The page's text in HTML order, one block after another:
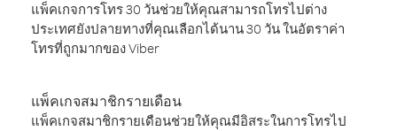
แพ็คเกจการโทร 30 วันช่วยให้คุณสามารถโทรไปต่าง
ประเทศยังปลายทางที่คุณเลือกได้นาน 30 วัน ในอัตราค่า
โทรที่ถูกมากของ Viber
แพ็คเกจสมาชิกรายเดือน
แพ็คเกจสมาชิกรายเดือนช่วยให้คุณมีอิสระในการโทรไป